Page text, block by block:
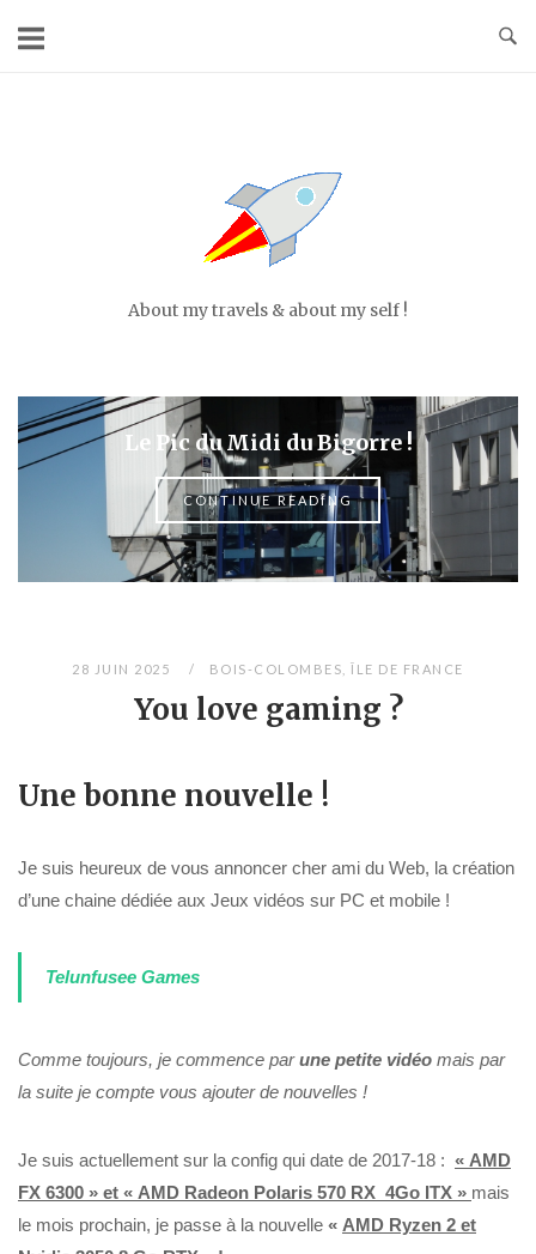
About my travels & about my self !
Le Pic du Midi du Bigorre !
CONTINUE READING
ous
28 JUIN 2025 BOIS-COLOMBES ,ÎLE DE FRANCE
You love gaming ?
Une bonne nouvelle !
Je suis heureux de vous annoncer cher ami du Web, la création
d’une chaine dédiée aux Jeux vidéos sur PC et mobile !
Telunfusee Games
Comme toujours, je commence parune petite vidéo mais par
la suite je compte vous ajouter de nouvelles !
Je suis actuellement sur la config qui date de 2017-18 : « AMD
FX 6300 » et « AMD Radeon Polaris 570 RX 4Go ITX » mais
le mois prochain, je passe à la nouvelle « AMD Ryzen 2 et